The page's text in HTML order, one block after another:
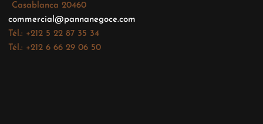
Casablanca 20460
commercial@pannanegoce.com
Tél.: +212 5 22 87 35 34
Tél.: +212 6 66 29 06 50